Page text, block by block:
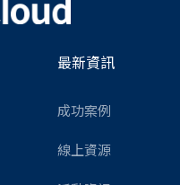
最新資訊
成功案例
線上資源